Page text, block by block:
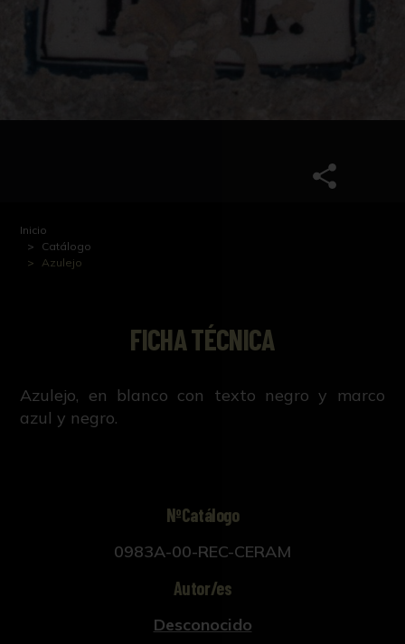
Inicio
Catálogo
Azulejo
FICHA TÉCNICA
Azulejo, en blanco con texto negro y marco
azul y negro.
NºCatálogo
0983A-00-REC-CERAM
Autor/es
Desconocido